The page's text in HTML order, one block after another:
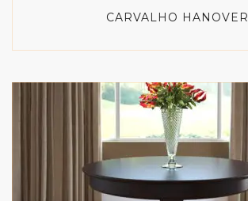
CARVALHO HANOVER